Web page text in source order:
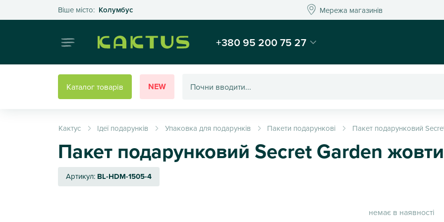
Віше місто: КолумбусОберіть своє місто Мережа магазинівМережа магазинів
Інтернет-магазин подарунків та декору - Kaktus
+380 95 200 75 27
Каталог товарів NEW
Кактус Ідеї подарунків Упаковка для подарунків Пакети подарункові Пакет подарунковий
Пакет подарунковий Secret Garden
Артикул: BL-HDM-1505-4
немає в наявності